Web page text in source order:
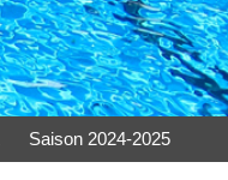
Saison 2024-2025